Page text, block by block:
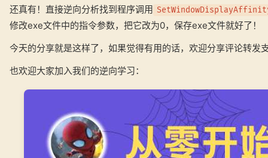
还真有！直接逆向分析找到程序调用
修改exe文件中的指令参数，把它改为0，保存exe文件就好了！
今天的分享就是这样了，如果觉得有用的话，欢迎分享评论转发
也欢迎大家加入我们的逆向学习：